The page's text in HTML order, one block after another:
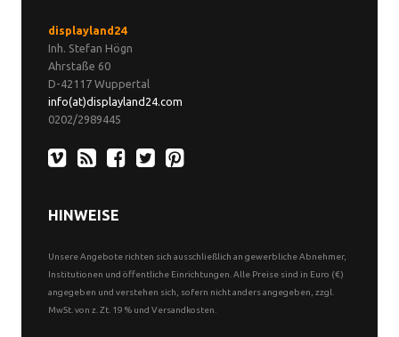
displayland24
Inh. Stefan Högn
Ahrstaße 60
D-42117 Wuppertal
info(at)displayland24.com
0202/2989445
HINWEISE
Unsere Angebote richten sich ausschließlich an gewerbliche Abnehmer,
Institutionen und öffentliche Einrichtungen. Alle Preise sind in Euro (€)
angegeben und verstehen sich, sofern nicht anders angegeben, zzgl.
MwSt. von z. Zt. 19 % und Versandkosten.